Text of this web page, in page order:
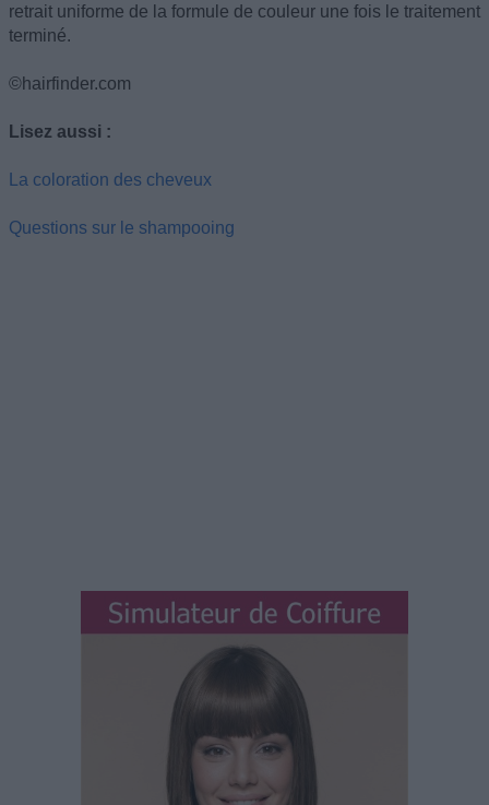
retrait uniforme de la formule de couleur une fois le traitement
terminé.
©hairfinder.com
Lisez aussi :
La coloration des cheveux
Questions sur le shampooing